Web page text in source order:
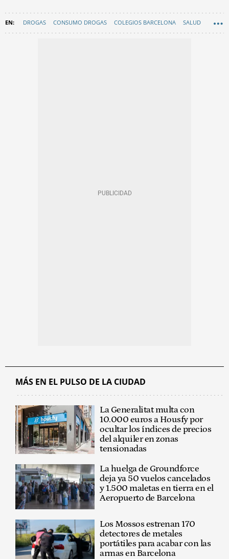
DROGAS CONSUMO DROGAS COLEGIOS BARCELONA SALUD
MÁS EN EL PULSO DE LA CIUDAD
La Generalitat multa con
10.000 euros a Housfy por
ocultar los índices de precios
del alquiler en zonas
tensionadas
La huelga de Groundforce
deja ya 50 vuelos cancelados
y 1.500 maletas en tierra en el
Aeropuerto de Barcelona
Los Mossos estrenan 170
detectores de metales
portátiles para acabar con las
armas en Barcelona